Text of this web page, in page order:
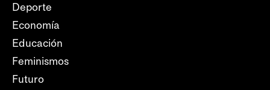
Deporte
Economía
Educación
Feminismos
Futuro